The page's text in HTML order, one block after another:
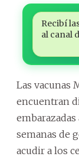
Recibí
al canal
Las vacunas
encuentran
semanas de
acudir a los